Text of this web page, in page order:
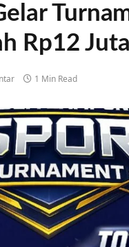
Rp12 Juta
1 Min Read